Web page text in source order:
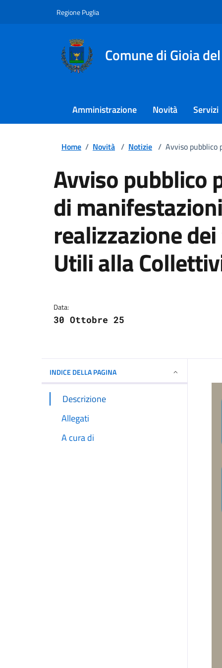
Regione Puglia
Comune di Gioia
Amministrazione Novità Servizi
Home / Novità / Notizie / Avviso pubblico
Avviso pubblico
di
realizzazione
Utili alla
Data:
30 Ottobre 25
INDICE DELLA PAGINA
Descrizione
Allegati
A cura di